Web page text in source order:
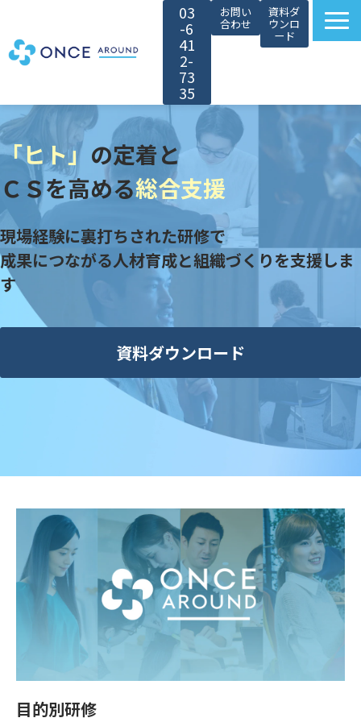
03
-6
41
2-
73
35
お問い
合わせ
資料ダ
ウンロ
ード
選ばれる理由
サービス紹介
対象者別カスタマイズ
導入事例
無料セミナー
お役立ち情報
会社情報
採用情報
「ヒト」 の定着と
ＣＳを高める総合支援
現場経験に裏打ちされた研修で
成果につながる人材育成と組織づくりを支援しま
す
資料ダウンロード
目的別研修